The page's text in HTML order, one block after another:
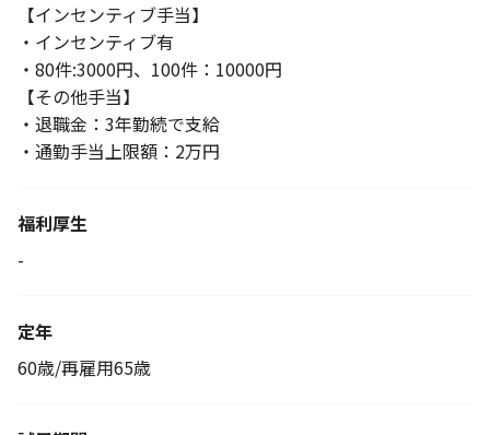
【インセンティブ手当】
・インセンティブ有
・80件:3000円、100件：10000円
【その他手当】
・退職金：3年勤続で支給
・通勤手当上限額：2万円
福利厚生
-
定年
60歳/再雇用65歳